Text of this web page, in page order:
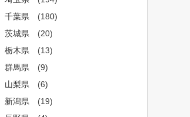
千葉県
(180)
茨城県
(20)
栃木県
(13)
群馬県
(9)
山梨県
(6)
新潟県
(19)